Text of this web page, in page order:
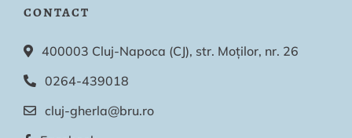
CONTACT
400003 Cluj-Napoca (CJ), str. Moților, nr. 26
0264-439018
cluj-gherla@bru.ro